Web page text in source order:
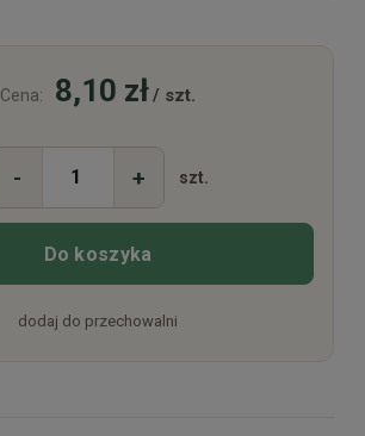
Cena: 8,10 zł/ szt.
- + szt.
Do koszyka
dodaj do przechowalni